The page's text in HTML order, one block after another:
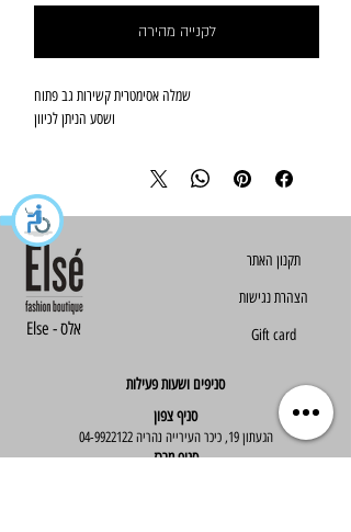
לקנייה מהירה
שמלה אסימטרית קשירות גב פתוח
ושסע הניתן לכיוון
Else - אלס
תקנון האתר​​
הצהרת נגישות
Gift card
סניפים ושעות פעילות
סניף צפון
הגעתון 19, כיכר העירייה נהריה 04-9922122
סניף מרכז